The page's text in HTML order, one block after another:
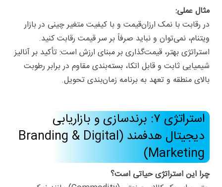
مثال عملی:
در رقابت با نمک ارزان‌قیمت و با کیفیت متغیر چینی در بازار
ویتنام، نمی‌توان و نباید صرفاً بر سر قیمت رقابت کنید.
استراتژی بهتر، قیمت‌گذاری بر مبنای ارزش است: تأکید بر آنالیز
شیمیایی ثابت و قابل اتکا، بسته‌بندی مقاوم در برابر رطوبت
بالای منطقه و تعهد به برنامه زمان‌بندی تحویل.
استراتژی ۷: برندسازی و بازاریابی
دیجیتال هدفمند (Branding & Digital
Marketing)
چرا این استراتژی حیاتی است؟